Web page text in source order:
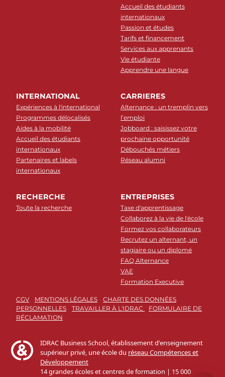
Accueil des étudiants
internationaux
Passion et études
Tarifs et financement
Services aux apprenants
Vie étudiante
Apprendre une langue
INTERNATIONAL
Expériences à l'international
Programmes délocalisés
Aides à la mobilité
Accueil des étudiants
internationaux
Partenaires et labels
internationaux
CARRIERES
Alternance : un tremplin vers
l’emploi
Jobboard : saisissez votre
prochaine opportunité
Débouchés métiers
Réseau alumni
RECHERCHE
Toute la recherche
ENTREPRISES
Taxe d'apprentissage
Collaborez à la vie de l'école
Formez vos collaborateurs
Recrutez un alternant, un
stagiaire ou un diplomé
FAQ Alternance
VAE
Formation Executive
CGV MENTIONS LÉGALES
CHARTE DES DONNÉES
PERSONNELLES
TRAVAILLER À L'IDRAC
FORMULAIRE DE
RÉCLAMATION